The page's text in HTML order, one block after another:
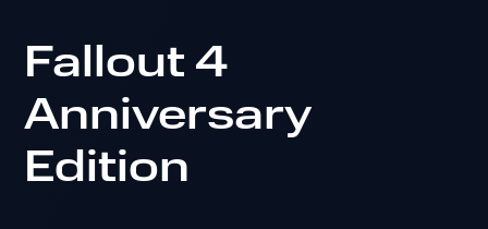
Fallout 4
Anniversary
Edition